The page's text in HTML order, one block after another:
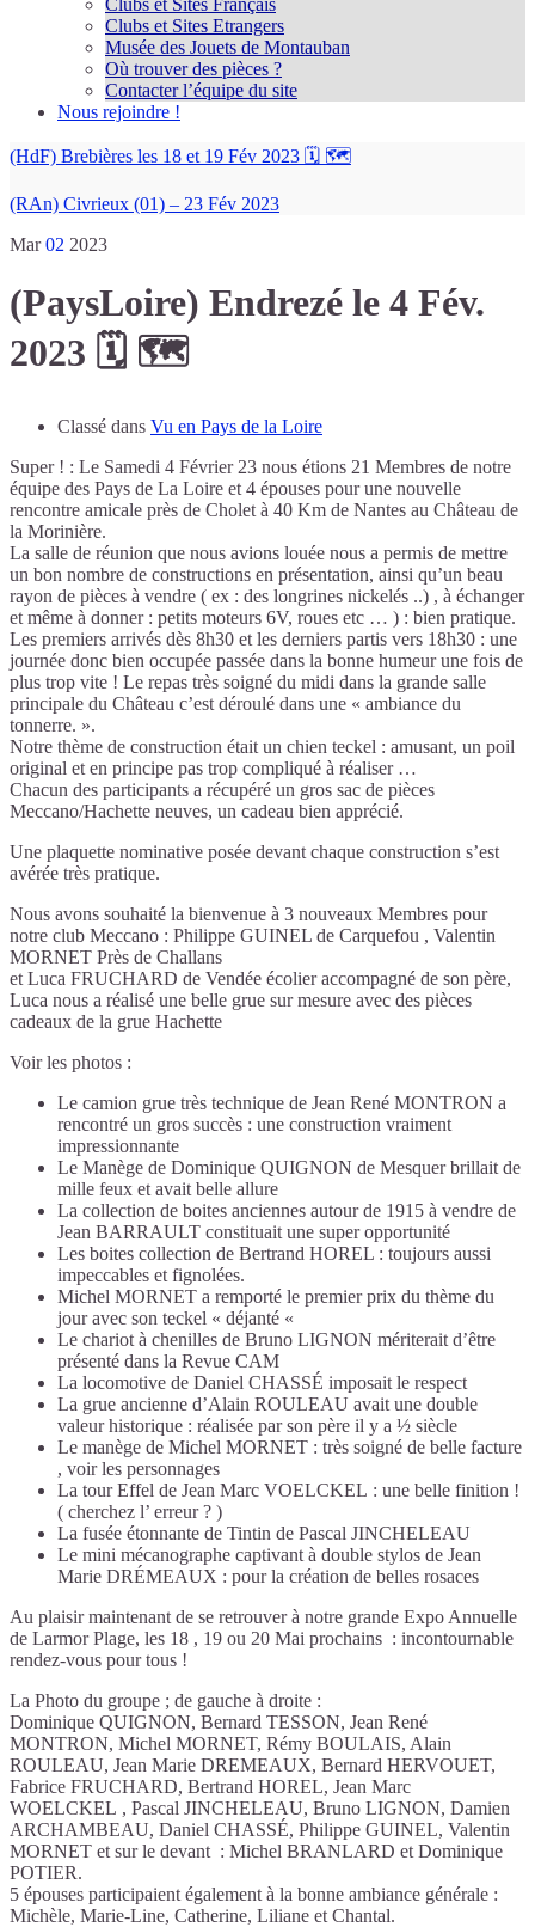
Clubs et Sites Français
Clubs et Sites Etrangers
Musée des Jouets de Montauban
Où trouver des pièces ?
Contacter l’équipe du site
Nous rejoindre !
(HdF) Brebières les 18 et 19 Fév 2023 🗓 🗺
(RAn) Civrieux (01) – 23 Fév 2023
Mar 02 2023
(PaysLoire) Endrezé le 4 Fév.
2023 🗓 🗺
Classé dans Vu en Pays de la Loire
Super ! : Le Samedi 4 Février 23 nous étions 21 Membres de notre
équipe des Pays de La Loire et 4 épouses pour une nouvelle
rencontre amicale près de Cholet à 40 Km de Nantes au Château de
la Morinière.
La salle de réunion que nous avions louée nous a permis de mettre
un bon nombre de constructions en présentation, ainsi qu’un beau
rayon de pièces à vendre ( ex : des longrines nickelés ..) , à échanger
et même à donner : petits moteurs 6V, roues etc … ) : bien pratique.
Les premiers arrivés dès 8h30 et les derniers partis vers 18h30 : une
journée donc bien occupée passée dans la bonne humeur une fois de
plus trop vite ! Le repas très soigné du midi dans la grande salle
principale du Château c’est déroulé dans une « ambiance du
tonnerre. ».
Notre thème de construction était un chien teckel : amusant, un poil
original et en principe pas trop compliqué à réaliser …
Chacun des participants a récupéré un gros sac de pièces
Meccano/Hachette neuves, un cadeau bien apprécié.
Une plaquette nominative posée devant chaque construction s’est
avérée très pratique.
Nous avons souhaité la bienvenue à 3 nouveaux Membres pour
notre club Meccano : Philippe GUINEL de Carquefou , Valentin
MORNET Près de Challans
et Luca FRUCHARD de Vendée écolier accompagné de son père,
Luca nous a réalisé une belle grue sur mesure avec des pièces
cadeaux de la grue Hachette
Voir les photos :
Le camion grue très technique de Jean René MONTRON a
rencontré un gros succès : une construction vraiment
impressionnante
Le Manège de Dominique QUIGNON de Mesquer brillait de
mille feux et avait belle allure
La collection de boites anciennes autour de 1915 à vendre de
Jean BARRAULT constituait une super opportunité
Les boites collection de Bertrand HOREL : toujours aussi
impeccables et fignolées.
Michel MORNET a remporté le premier prix du thème du
jour avec son teckel « déjanté «
Le chariot à chenilles de Bruno LIGNON mériterait d’être
présenté dans la Revue CAM
La locomotive de Daniel CHASSÉ imposait le respect
La grue ancienne d’Alain ROULEAU avait une double
valeur historique : réalisée par son père il y a ½ siècle
Le manège de Michel MORNET : très soigné de belle facture
, voir les personnages
La tour Effel de Jean Marc VOELCKEL : une belle finition !
( cherchez l’ erreur ? )
La fusée étonnante de Tintin de Pascal JINCHELEAU
Le mini mécanographe captivant à double stylos de Jean
Marie DRÉMEAUX : pour la création de belles rosaces
Au plaisir maintenant de se retrouver à notre grande Expo Annuelle
de Larmor Plage, les 18 , 19 ou 20 Mai prochains : incontournable
rendez-vous pour tous !
La Photo du groupe ; de gauche à droite :
Dominique QUIGNON, Bernard TESSON, Jean René
MONTRON, Michel MORNET, Rémy BOULAIS, Alain
ROULEAU, Jean Marie DREMEAUX, Bernard HERVOUET,
Fabrice FRUCHARD, Bertrand HOREL, Jean Marc
WOELCKEL , Pascal JINCHELEAU, Bruno LIGNON, Damien
ARCHAMBEAU, Daniel CHASSÉ, Philippe GUINEL, Valentin
MORNET et sur le devant : Michel BRANLARD et Dominique
POTIER.
5 épouses participaient également à la bonne ambiance générale :
Michèle, Marie-Line, Catherine, Liliane et Chantal.